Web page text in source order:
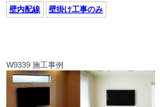
壁内配線 壁掛け工事のみ
W9339 施工事例